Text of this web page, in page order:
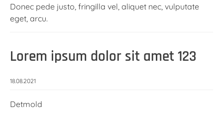
Donec pede justo, fringilla vel, aliquet nec, vulputate
eget, arcu.
Lorem ipsum dolor sit amet 123
18.08.2021
Detmold